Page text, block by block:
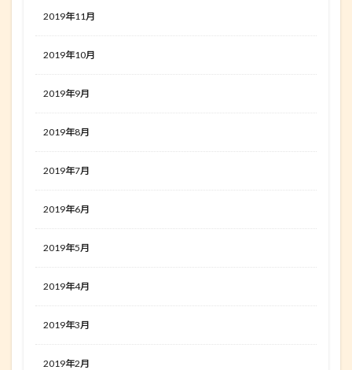
2019年11月
2019年10月
2019年9月
2019年8月
2019年7月
2019年6月
2019年5月
2019年4月
2019年3月
2019年2月